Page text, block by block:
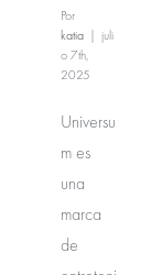
Por
katia | juli
o 7th,
2025
Universu
m es
una
marca
de